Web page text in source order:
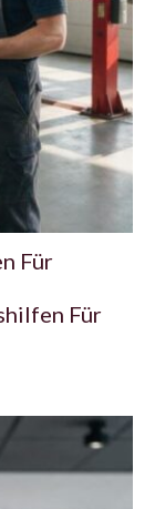
Für
Für